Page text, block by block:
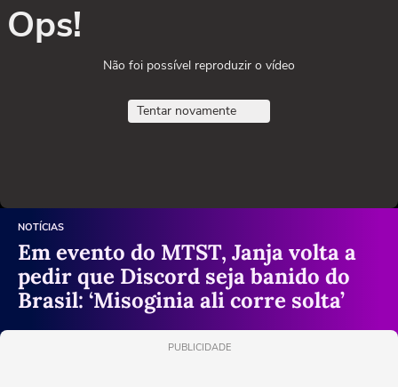
Ops!
Não foi possível reproduzir o vídeo
Tentar novamente
NOTÍCIAS
Em evento do MTST, Janja volta a
pedir que Discord seja banido do
Brasil: ‘Misoginia ali corre solta’
PUBLICIDADE